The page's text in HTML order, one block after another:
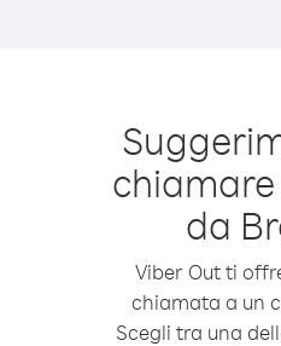
da
Viber Out ti
chiamata a un
Scegli tra una